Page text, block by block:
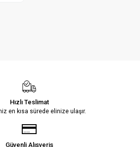
Hızlı Teslimat
en kısa sürede elinize ulaşır.
Güvenli Alışveriş